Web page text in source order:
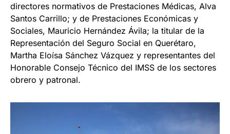
directores normativos de Prestaciones Médicas, Alva
Santos Carrillo; y de Prestaciones Económicas y
Sociales, Mauricio Hernández Ávila; la titular de la
Representación del Seguro Social en Querétaro,
Martha Eloísa Sánchez Vázquez y representantes del
Honorable Consejo Técnico del IMSS de los sectores
obrero y patronal.